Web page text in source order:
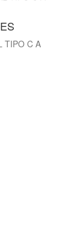
TIPO C A